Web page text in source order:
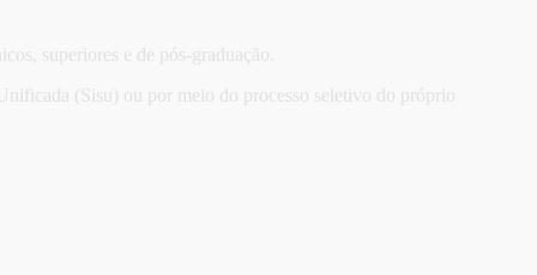
superiores e de pós-graduação.
(Sisu) ou por meio do processo seletivo do próprio